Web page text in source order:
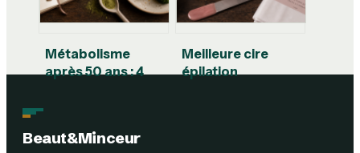
Métabolisme
après 50 ans : 4
Meilleure cire
épilation
Beaut&Minceur